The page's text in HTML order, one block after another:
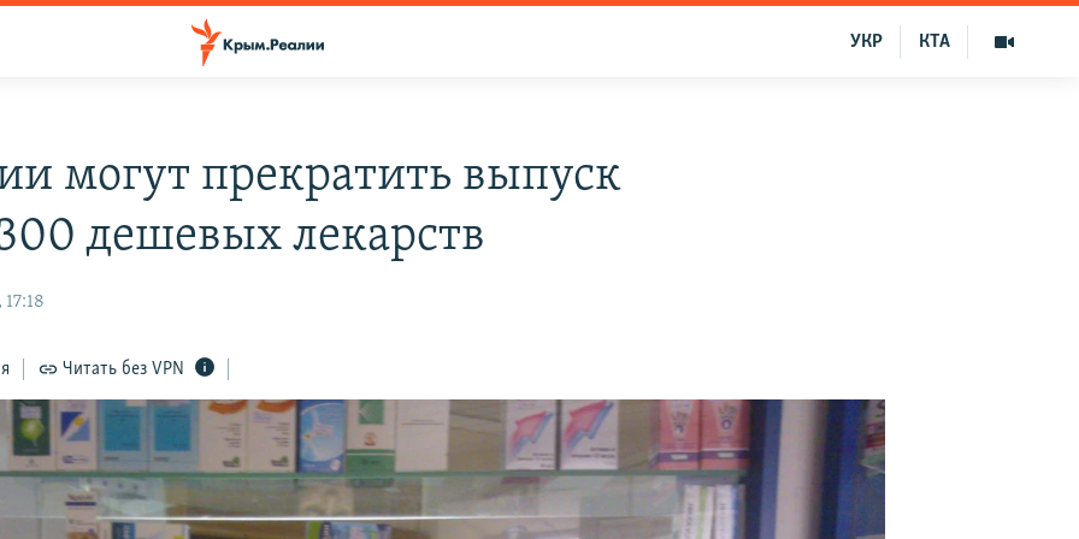
КТА
УКР
могут прекратить выпуск
дешевых лекарств
Читать без VPN